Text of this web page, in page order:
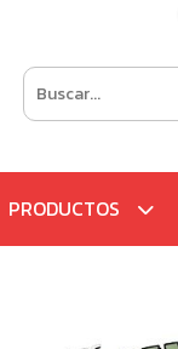
PRODUCTOS